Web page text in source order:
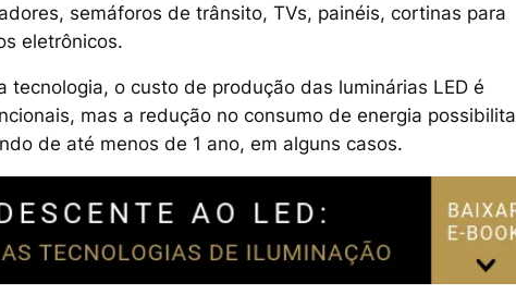
semáforos de trânsito, TVs, painéis, cortinas para
eletrônicos.
o custo de produção das luminárias LED é
mas a redução no consumo de energia possibilita
de até menos de 1 ano, em alguns casos.